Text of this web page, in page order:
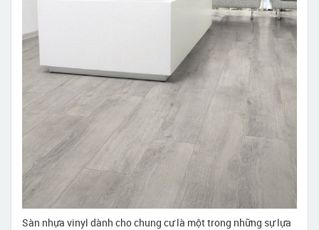
Sàn nhựa vinyl dành cho chung cư là một trong những sự lựa